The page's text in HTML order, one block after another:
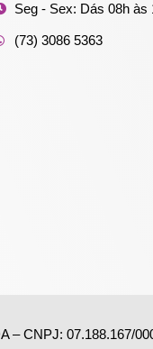
Seg - Sex: Dás 08h às
(73) 3086 5363
– CNPJ: 07.188.167/